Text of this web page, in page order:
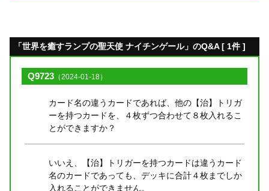
「世界を癒すランプの聖天使 ナイチンゲール」のQ&A [ 1件 ]
Q9723 （2024-01-18）
カード名の違うカードであれば、他の【治】トリガ
ーを持つカードを、４枚ずつ合わせて８枚入れるこ
とができますか？
いいえ、【治】トリガーを持つカードは違うカード
名のカードであっても、デッキに合計４枚までしか
入れることができません。